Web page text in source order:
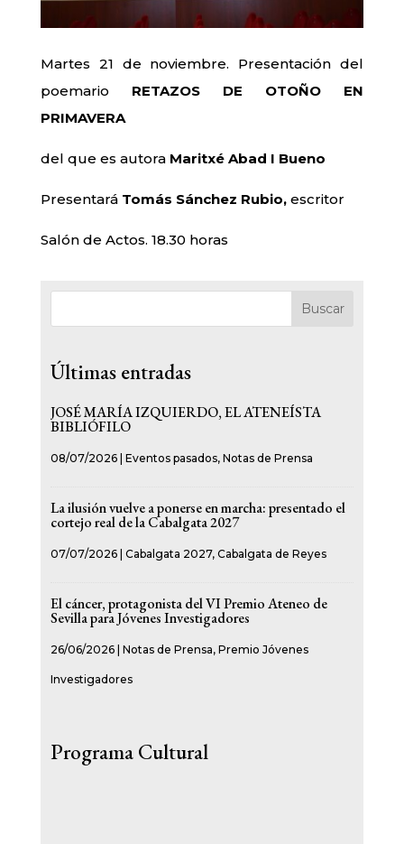
Martes 21 de noviembre. Presentación del
poemario RETAZOS DE OTOÑO EN
PRIMAVERA
del que es autora Maritxé Abad I Bueno
Presentará Tomás Sánchez Rubio, escritor
Salón de Actos. 18.30 horas
Buscar
Últimas entradas
JOSÉ MARÍA IZQUIERDO, EL ATENEÍSTA
BIBLIÓFILO
08/07/2026| Eventos pasados, Notas de Prensa
La ilusión vuelve a ponerse en marcha: presentado el
cortejo real de la Cabalgata 2027
07/07/2026| Cabalgata 2027, Cabalgata de Reyes
El cáncer, protagonista del VI Premio Ateneo de
Sevilla para Jóvenes Investigadores
26/06/2026| Notas de Prensa, Premio Jóvenes
Investigadores
Programa Cultural